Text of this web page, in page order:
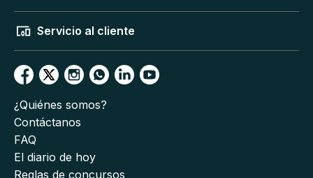
Servicio al cliente
¿Quiénes somos?
Contáctanos
FAQ
El diario de hoy
Reglas de concursos